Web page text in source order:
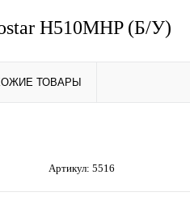
H510MHP (Б/У)
ТОВАРЫ
Артикул: 5516